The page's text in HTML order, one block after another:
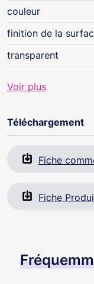
couleur
finition de la
transparent
Voir plus
Téléchargement
Fiche
Fiche